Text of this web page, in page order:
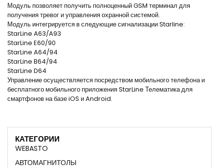
Модуль позволяет получить полноценный GSM терминал для
получения тревог и управления охранной системой.
Модуль интегрируется в следующие сигнализации Starline:
StarLine A63/A93
StarLine E60/90
StarLine A64/94
StarLine B64/94
StarLine D64
Управление осуществляется посредством мобильного телефона и
бесплатного мобильного приложения StarLine Телематика для
смартфонов на базе iOS и Android.
КАТЕГОРИИ
WEBASTO
АВТОМАГНИТОЛЫ